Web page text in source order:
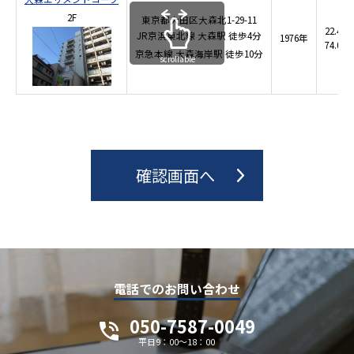
2F
東京都大田区大森北1-29-11
JR京浜東北線 大森駅 徒歩4分
京急本線 大森海岸駅 徒歩10分
1976年
22.40
74.04
scrollable
電話でのお問い合わせ
050-7587-0049
平日9：00～18：00